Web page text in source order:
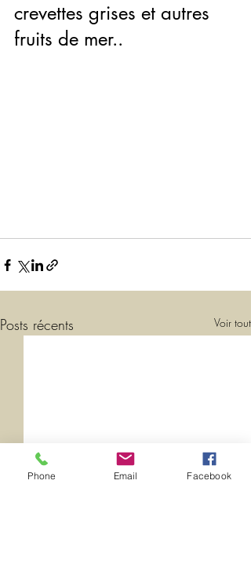
crevettes grises et autres
fruits de mer..
Posts récents Voir tout
Phone Email Facebook